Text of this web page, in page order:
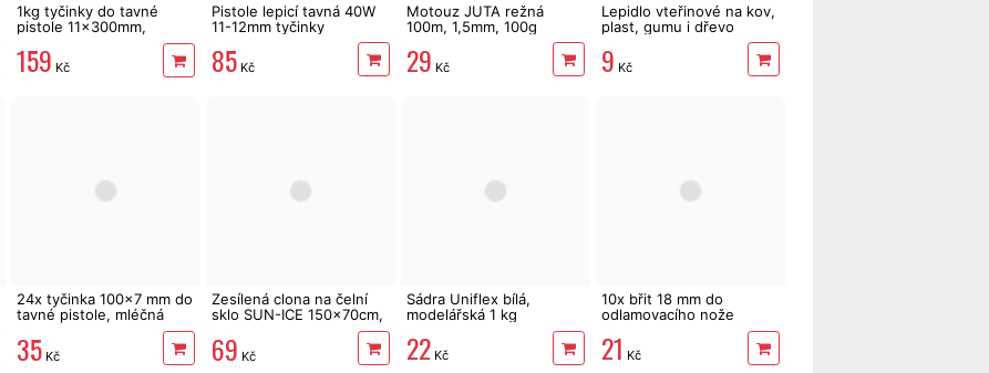
1kg tyčinky do tavné
pistole 11x300mm,
dlouhé, mléčné, 35 ks
159 Kč
Pistole lepicí tavná 40W
11-12mm tyčinky
85 Kč
Motouz JUTA režná
100m, 1,5mm, 100g
29 Kč
Lepidlo vteřinové na kov,
plast, gumu i dřevo
9 Kč
24x tyčinka 100x7 mm do
tavné pistole, mléčná
35 Kč
Zesílená clona na čelní
sklo SUN-ICE 150x70cm,
69 Kč
Sádra Uniflex bílá,
modelářská 1 kg
22 Kč
10x břit 18 mm do
odlamovacího nože
21 Kč